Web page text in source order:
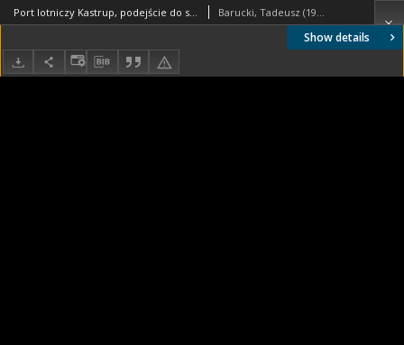
Show details
Port lotniczy Kastrup, podejście do samolotów, Kopenhaga, Dania Barucki, Tadeusz (1922- ). Fotograf